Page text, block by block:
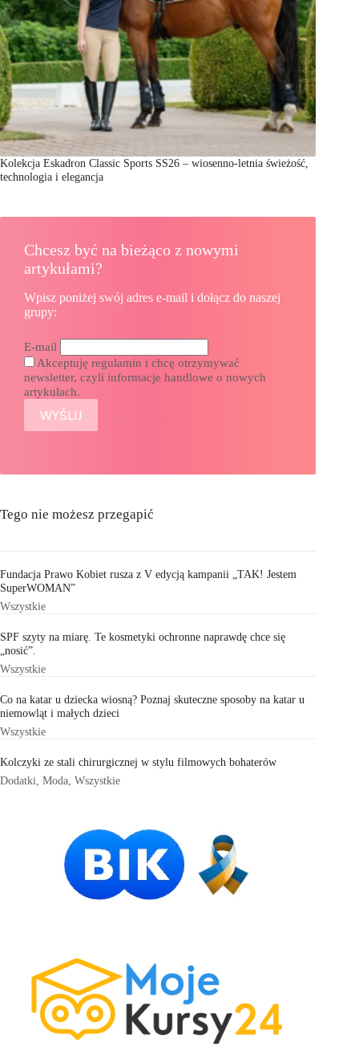
Kolekcja Eskadron Classic Sports SS26 – wiosenno-letnia świeżość,
technologia i elegancja
Chcesz być na bieżąco z nowymi
artykułami?
Wpisz poniżej swój adres e-mail i dołącz do naszej
grupy:
E-mail
Akceptuję regulamin i chcę otrzymywać
newsletter, czyli informacje handlowe o nowych
artykułach.
Tego nie możesz przegapić
Fundacja Prawo Kobiet rusza z V edycją kampanii „TAK! Jestem
SuperWOMAN”
Wszystkie
SPF szyty na miarę. Te kosmetyki ochronne naprawdę chce się
„nosić”.
Wszystkie
Co na katar u dziecka wiosną? Poznaj skuteczne sposoby na katar u
niemowląt i małych dzieci
Wszystkie
Kolczyki ze stali chirurgicznej w stylu filmowych bohaterów
Dodatki Moda Wszystkie